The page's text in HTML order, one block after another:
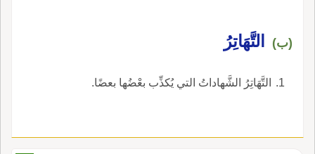
(ب) التَّهَاتِرُ
التَّهَاتِرُ الشَّهاداتُ التي يُكذِّب بعْضُها بعضًا.